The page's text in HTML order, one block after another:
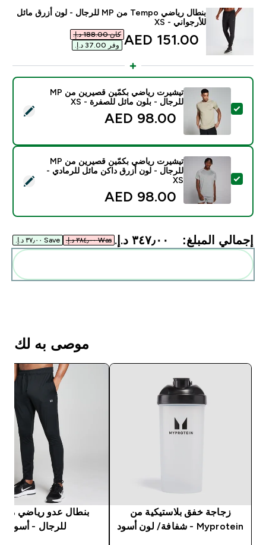
بنطال رياضي Tempo من MP للرجال - لون أزرق مائل
للأرجواني - XS
discounted price
151.00 AED‎
كان ‏188.00 د.إ.‏‎
وفر ‏37.00 د.إ.‏‎
تحديد هذا المنتج - تيشيرت رياضي بكمّين قصيرين من MP للرجال - بلون مائل للصفرة - XS
تيشيرت رياضي بكمّين قصيرين من MP
للرجال - بلون مائل للصفرة - XS
98.00 AED‎
تحديد هذا المنتج - تيشيرت رياضي بكمّين قصيرين من MP للرجال - لون أزرق داكن مائل للرمادي - XS
تيشيرت رياضي بكمّين قصيرين من MP
للرجال - لون أزرق داكن مائل للرمادي -
XS
98.00 AED‎
إجمالي المبلغ: ٣٤٧٫٠٠ د.إ.‏‎ Was ٣٨٤٫٠٠ د.إ.‏‎ Save ٣٧٫٠٠ د.إ.‏‎
موصى به لك
زجاجة خفق بلاستيكية من
Myprotein - شفافة/ لون أسود
للرجال - أسود